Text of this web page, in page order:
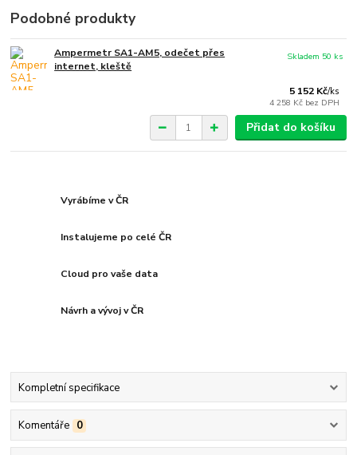
Podobné produkty
Ampermetr SA1-AM5, odečet přes
internet, kleště
5 152 Kč/ks
4 258 Kč bez DPH
Skladem 50 ks
Přidat do košíku
Vyrábíme v ČR
Instalujeme po celé ČR
Cloud pro vaše data
Návrh a vývoj v ČR
Kompletní specifikace
Komentáře 0